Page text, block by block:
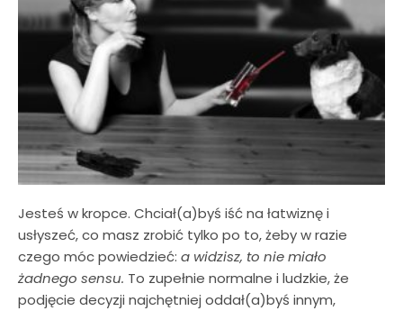
Jesteś w kropce. Chciał(a)byś iść na łatwiznę i
usłyszeć, co masz zrobić tylko po to, żeby w razie
czego móc powiedzieć: a widzisz, to nie miało
żadnego sensu. To zupełnie normalne i ludzkie, że
podjęcie decyzji najchętniej oddał(a)byś innym,